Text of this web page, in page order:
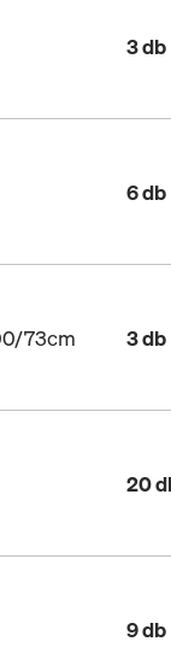
3 db
6 db
73cm 3 db
20
9 db